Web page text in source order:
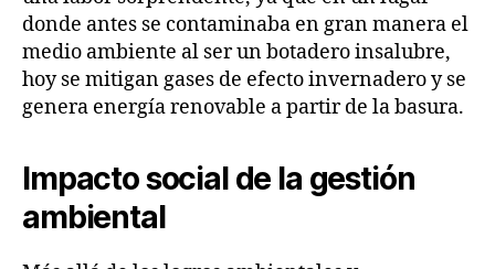
donde antes se contaminaba en gran manera el
medio ambiente al ser un botadero insalubre,
hoy se mitigan gases de efecto invernadero y se
genera energía renovable a partir de la basura.
Impacto social de la gestión
ambiental